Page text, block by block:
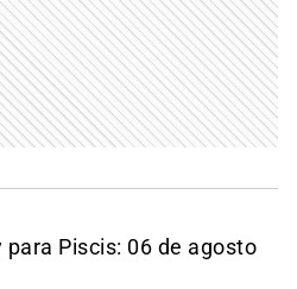
para Piscis: 06 de agosto